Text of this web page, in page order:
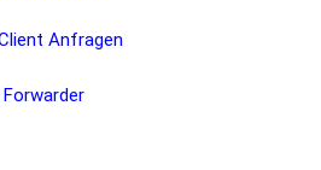
Anfragen
Forwarder